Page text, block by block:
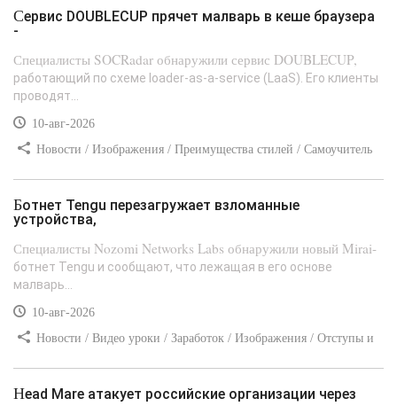
Сервис DOUBLECUP прячет малварь в кеше браузера
-
Специалисты SOCRadar обнаружили сервис DOUBLECUP,
работающий по схеме loader-as-a-service (LaaS). Его клиенты
проводят...
10-авг-2026
Новости / Изображения / Преимущества стилей / Самоучитель
Ботнет Tengu перезагружает взломанные
устройства,
Специалисты Nozomi Networks Labs обнаружили новый Mirai-
ботнет Tengu и сообщают, что лежащая в его основе
малварь...
10-авг-2026
Новости / Видео уроки / Заработок / Изображения / Отступы и
Head Mare атакует российские организации через